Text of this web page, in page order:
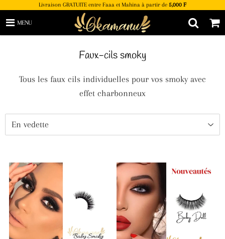
Livraison GRATUITE entre Faaa et Mahina à partir de 5,000 F
MENU
Faux-cils smoky
Tous les faux cils individuelles pour vos smoky avec
effet charbonneux